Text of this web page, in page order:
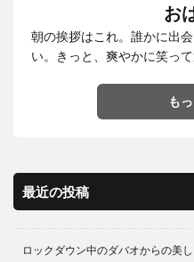
お
朝の挨拶はこれ。誰かに出
い。きっと、爽やかに笑っ
も
最近の投稿
ロックダウン中のダバオからの美